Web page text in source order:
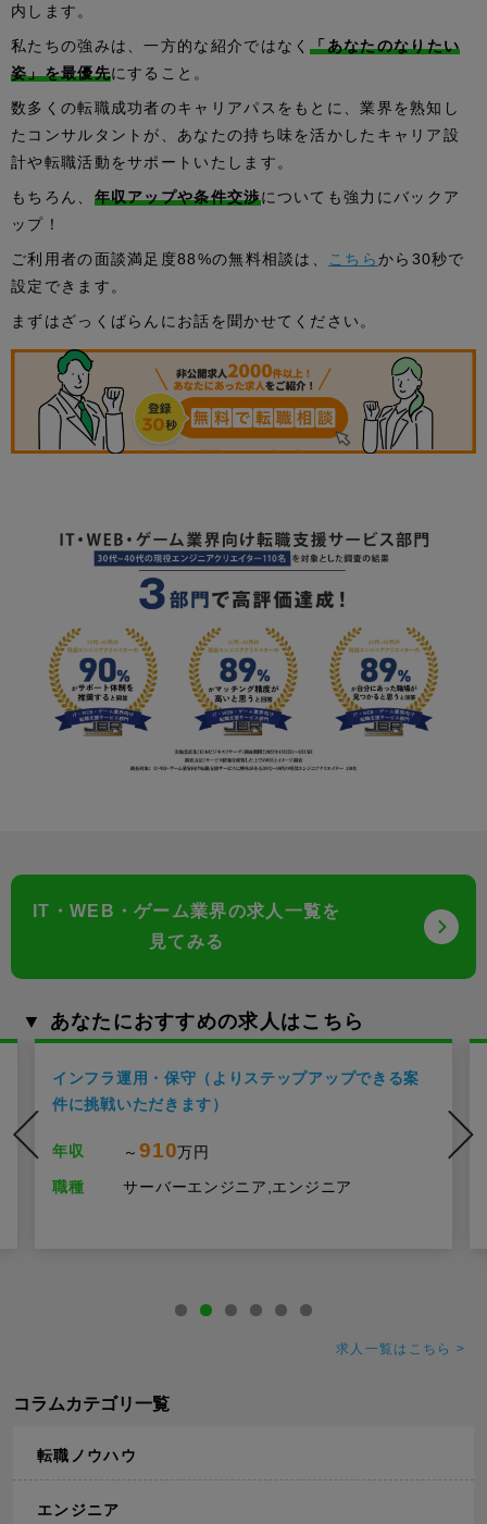
内します。
私たちの強みは、一方的な紹介ではなく「あなたのなりたい
姿」を最優先にすること。
数多くの転職成功者のキャリアパスをもとに、業界を熟知し
たコンサルタントが、あなたの持ち味を活かしたキャリア設
計や転職活動をサポートいたします。
もちろん、 年収アップや条件交渉についても強力にバックア
ップ！
ご利用者の面談満足度88%の無料相談は、
こちらから30秒で
設定できます。
まずはざっくばらんにお話を聞かせてください。
IT・WEB・ゲーム業界の求人一覧を
見てみる
▼ あなたにおすすめの求人はこちら
インフラ運用・保守（よりステップアップできる案
件に挑戦いただきます）
年収 ～910万円
職種
サーバーエンジニア,エンジニア
求人一覧はこちら >
コラムカテゴリ一覧
転職ノウハウ
エンジニア